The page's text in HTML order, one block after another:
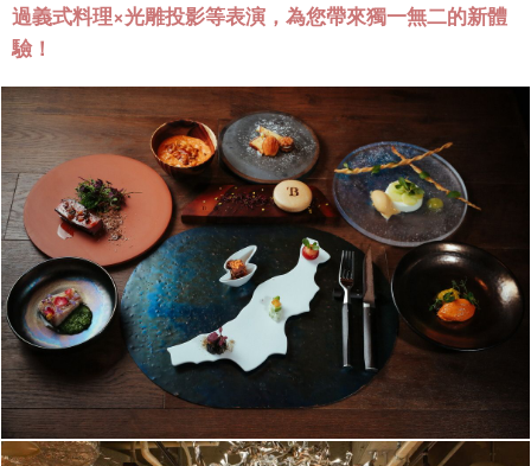
過義式料理×光雕投影等表演，為您帶來獨一無二的新體
驗！